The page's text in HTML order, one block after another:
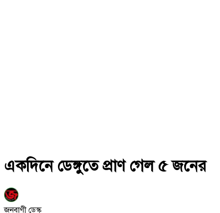
একদিনে ডেঙ্গুতে প্রাণ গেল ৫ জনের
জনবাণী ডেস্ক